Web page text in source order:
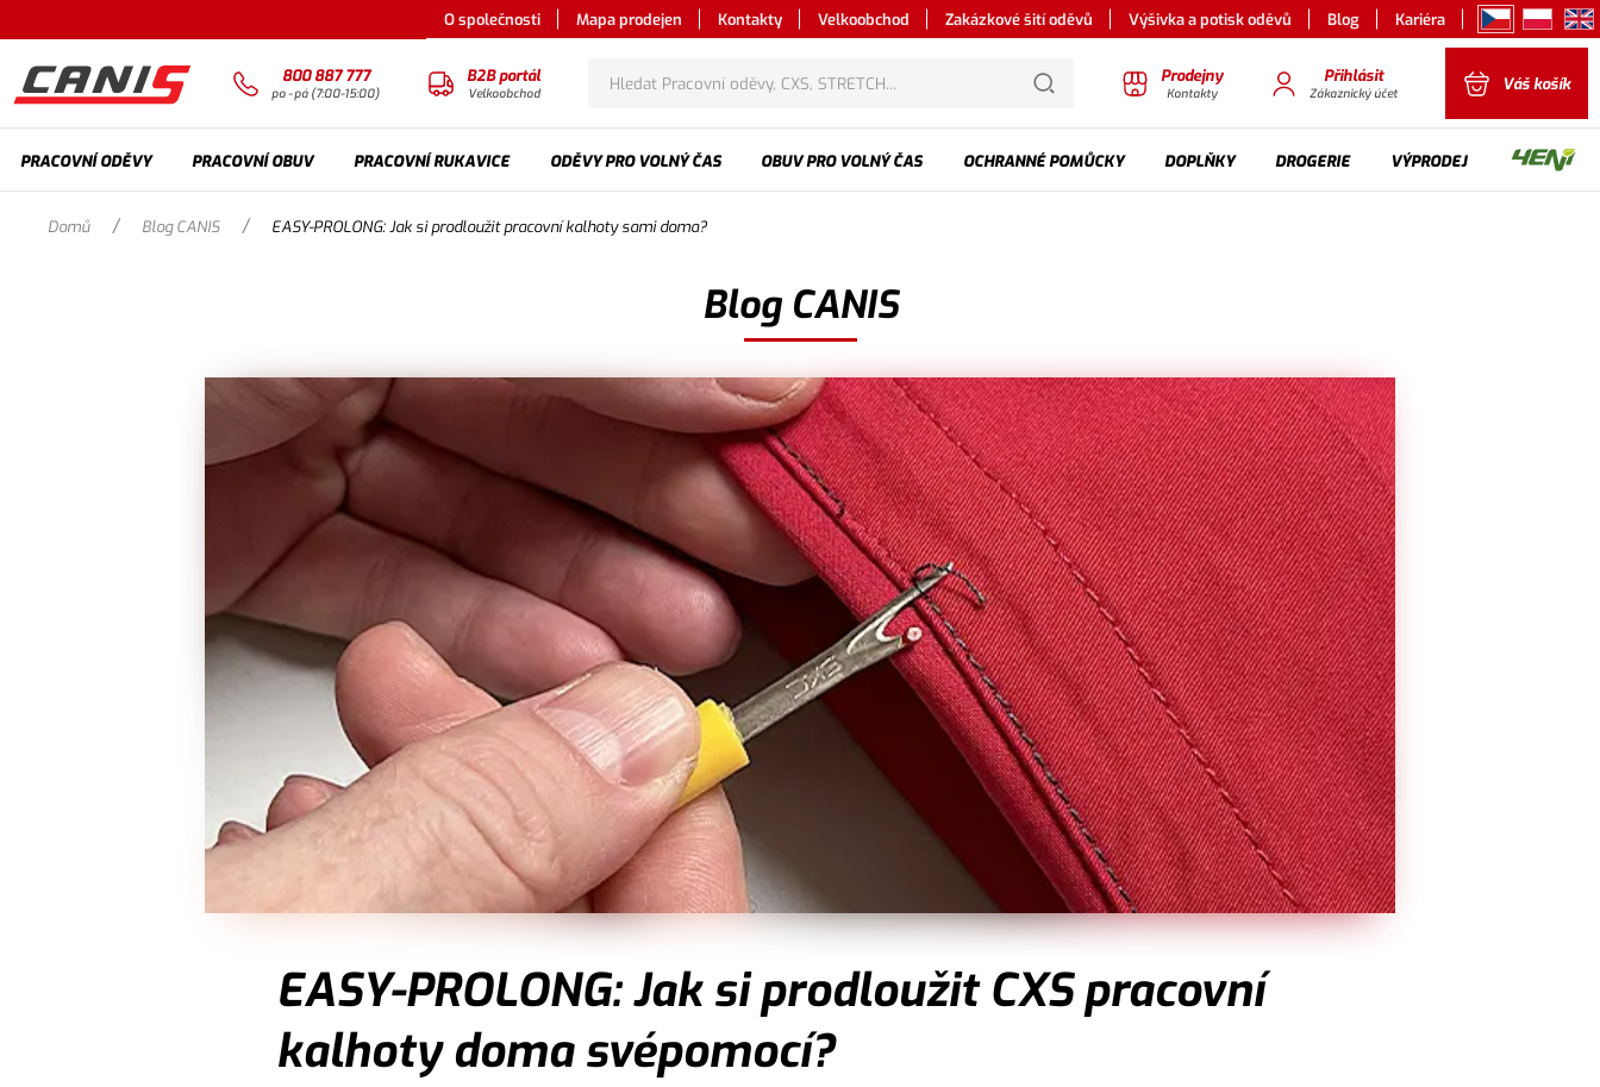
O společnosti Mapa prodejen Kontakty Velkoobchod Zakázkové šití oděvů Výšivka a potisk oděvů Blog Kariéra
800 887 777
po - pá (7:00-15:00)
B2B portál
Velkoobchod
Prodejny
Kontakty
Přihlásit
Zákaznický účet Váš košík
PRACOVNÍ ODĚVY PRACOVNÍ OBUV PRACOVNÍ RUKAVICE ODĚVY PRO VOLNÝ ČAS OBUV PRO VOLNÝ ČAS OCHRANNÉ POMŮCKY DOPLŇKY DROGERIE VÝPRODEJ
Domů / Blog CANIS / EASY-PROLONG: Jak si prodloužit pracovní kalhoty sami doma?
Blog CANIS
EASY-PROLONG: Jak si prodloužit CXS pracovní
kalhoty doma svépomocí?